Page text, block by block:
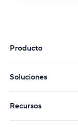
Producto
Soluciones
Recursos